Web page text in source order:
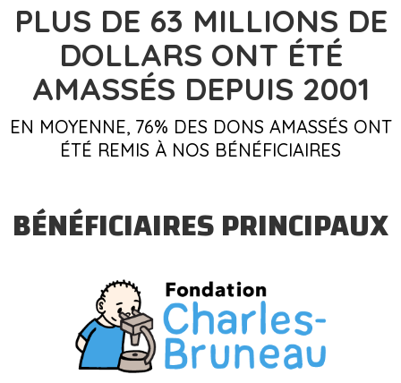
PLUS DE 63 MILLIONS DE
DOLLARS ONT ÉTÉ
AMASSÉS DEPUIS 2001
EN MOYENNE, 76% DES DONS AMASSÉS ONT
ÉTÉ REMIS À NOS BÉNÉFICIAIRES
BÉNÉFICIAIRES PRINCIPAUX